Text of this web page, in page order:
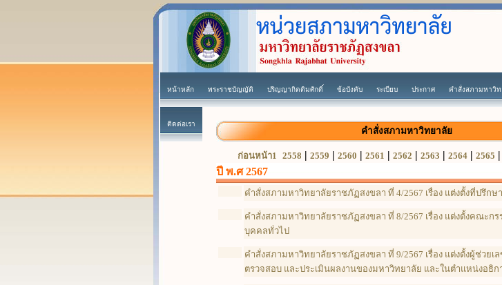
หน้าหลัก พระราชบัญญัติ ปริญญากิตติมศักดิ์ ข้อบังคับ ระเบียบ ประกาศ คำสั่งสภามหาวิท
ติดต่อเรา
คำสั่งสภามหาวิทยาลัย
ก่อนหน้า1 2558 | 2559 | 2560 | 2561 | 2562 | 2563 | 2564 | 2565 |
ปี พ.ศ 2567
คำสั่งสภามหาวิทยาลัยราชภัฏสงขลา ที่ 4/2567 เรื่อง แต่งตั้งที่ปรึก
คำสั่งสภามหาวิทยาลัยราชภัฏสงขลา ที่ 8/2567 เรื่อง แต่งตั้งคณะ
บุคคลทั่วไป
คำสั่งสภามหาวิทยาลัยราชภัฏสงขลา ที่ 9/2567 เรื่อง แต่งตั้งผู้ช่วย
ตรวจสอบ และประเมินผลงานของมหาวิทยาลัย และในตำแหน่งอธิ